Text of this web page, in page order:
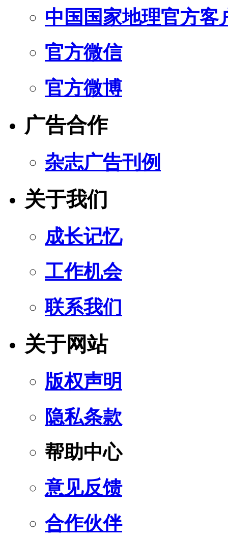
中国国家地理官方客
官方微信
官方微博
广告合作
杂志广告刊例
关于我们
成长记忆
工作机会
联系我们
关于网站
版权声明
隐私条款
帮助中心
意见反馈
合作伙伴